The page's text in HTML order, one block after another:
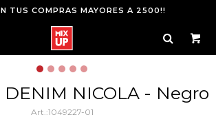
TUS COMPRAS MAYORES A 2500!!
DENIM NICOLA - Negro
1049227-01